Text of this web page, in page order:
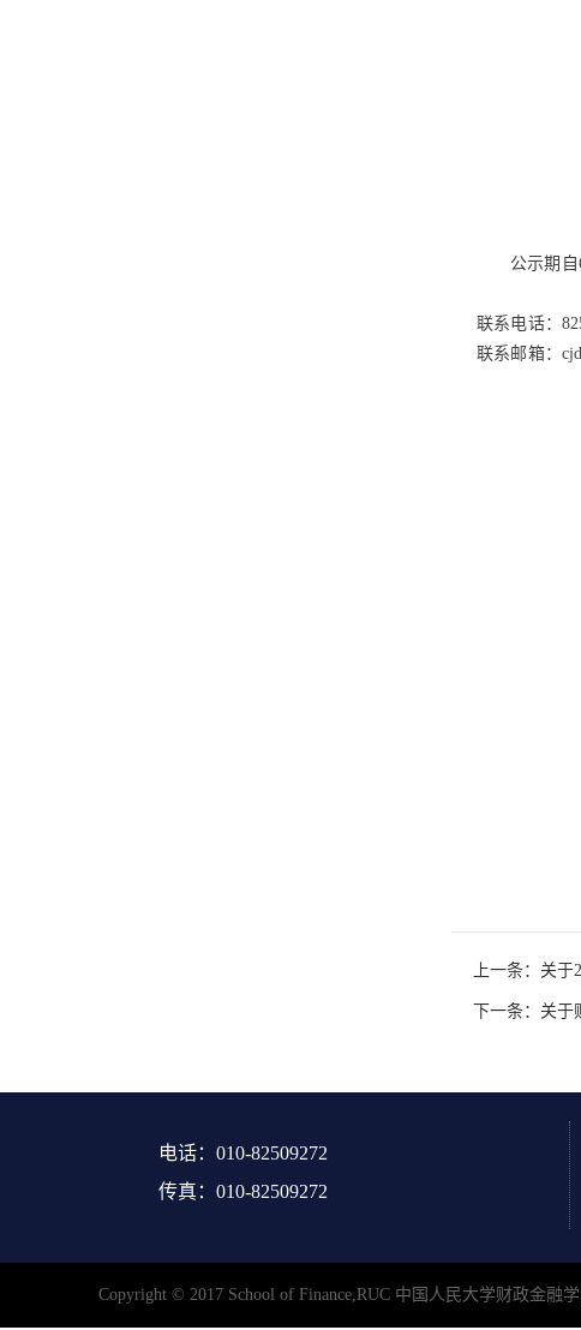
公示期
联系电话：
联系邮箱：
上一条：关
下一条：关
电话：010-82509272
传真：010-82509272
Copyright © 2017 School of Finance,RUC 中国人民大学财政金融